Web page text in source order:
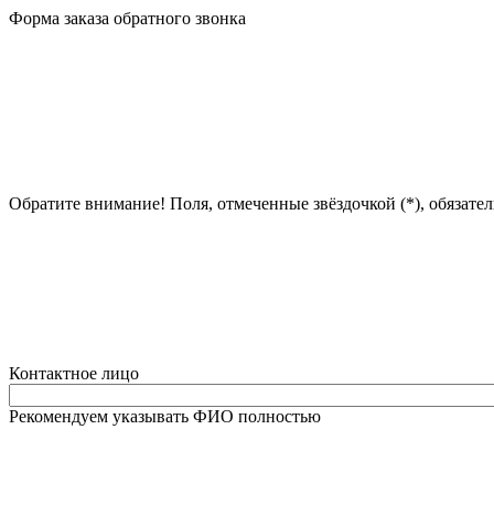
Форма заказа обратного звонка
Обратите внимание! Поля, отмеченные звёздочкой (*),
Контактное лицо
Рекомендуем указывать ФИО полностью